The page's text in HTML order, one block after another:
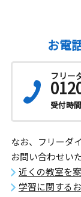
お電
フリー
受付時間
なお、フリーダ
お問い合わせい
近くの教室を
学習に関する